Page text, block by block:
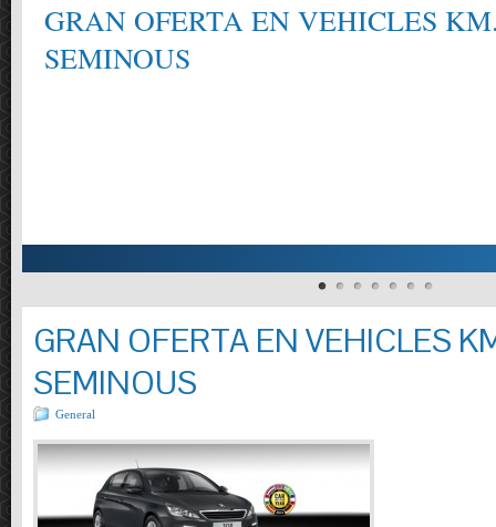
GRAN OFERTA EN VEHICLES
SEMINOUS
GRAN OFERTA EN VEHICLES
SEMINOUS
General